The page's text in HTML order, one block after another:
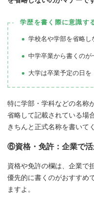
学歴を書く際に意識す
学校名や学部を省略し
中学卒業から書くのが
大学は卒業予定の日を
特に学部・学科などの名称
省略して記載されている場
きちんと正式名称を書いて
⑥資格・免許：企業で活
資格や免許の欄は、企業で
優先的に書くのがおすすめ
ますよ。